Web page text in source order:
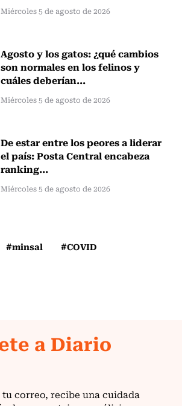
Miércoles 5 de agosto de 2026
Agosto y los gatos: ¿qué cambios
son normales en los felinos y
cuáles deberían...
Miércoles 5 de agosto de 2026
De estar entre los peores a liderar
el país: Posta Central encabeza
ranking...
Miércoles 5 de agosto de 2026
#minsal #COVID